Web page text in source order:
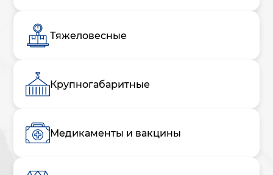
Тяжеловесные
Крупногабаритные
Медикаменты и вакцины